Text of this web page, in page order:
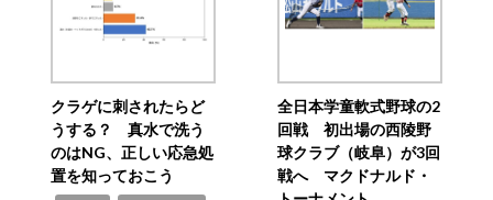
クラゲに刺されたらど
うする？ 真水で洗う
のはNG、正しい応急処
置を知っておこう
全日本学童軟式野球の2
回戦 初出場の西陵野
球クラブ（岐阜）が3回
戦へ マクドナルド・